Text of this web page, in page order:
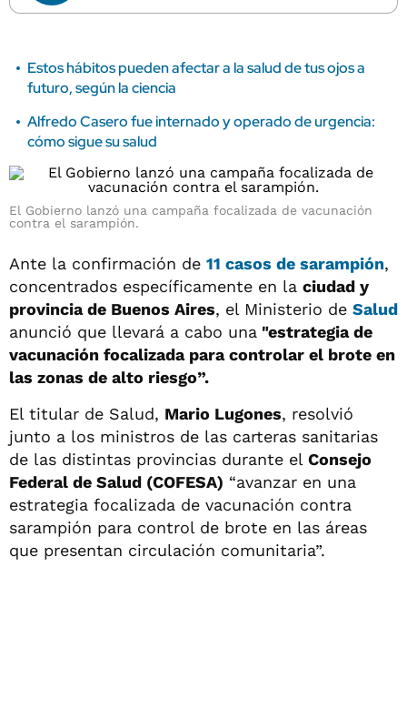
Estos hábitos pueden afectar a la salud de tus ojos a
futuro, según la ciencia
Alfredo Casero fue internado y operado de urgencia:
cómo sigue su salud
El Gobierno lanzó una campaña focalizada de vacunación
contra el sarampión.
Ante la confirmación de 11 casos de sarampión,
concentrados específicamente en la ciudad y
provincia de Buenos Aires, el Ministerio de Salud
anunció que llevará a cabo una "estrategia de
vacunación focalizada para controlar el brote en
las zonas de alto riesgo”.
El titular de Salud, Mario Lugones, resolvió
junto a los ministros de las carteras sanitarias
de las distintas provincias durante el Consejo
Federal de Salud (COFESA) “avanzar en una
estrategia focalizada de vacunación contra
sarampión para control de brote en las áreas
que presentan circulación comunitaria”.